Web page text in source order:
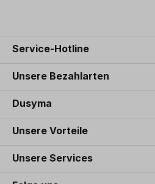
Service-Hotline
Unsere Bezahlarten
Dusyma
Unsere Vorteile
Unsere Services